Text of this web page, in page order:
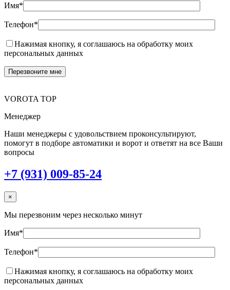
Имя*
Телефон*
Нажимая кнопку, я соглашаюсь на обработку моих
персональных данных
VOROTA TOP
Менеджер
Наши менеджеры с удовольствием проконсультируют,
помогут в подборе автоматики и ворот и ответят на все Ваши
вопросы
+7 (931) 009-85-24
×
Мы перезвоним через несколько минут
Имя*
Телефон*
Нажимая кнопку, я соглашаюсь на обработку моих
персональных данных